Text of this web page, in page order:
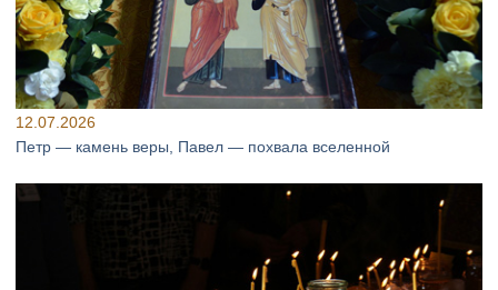
12.07.2026
Петр — камень веры, Павел — похвала вселенной